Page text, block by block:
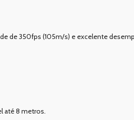
de 350fps (105m/s) e excelente
até 8 metros.